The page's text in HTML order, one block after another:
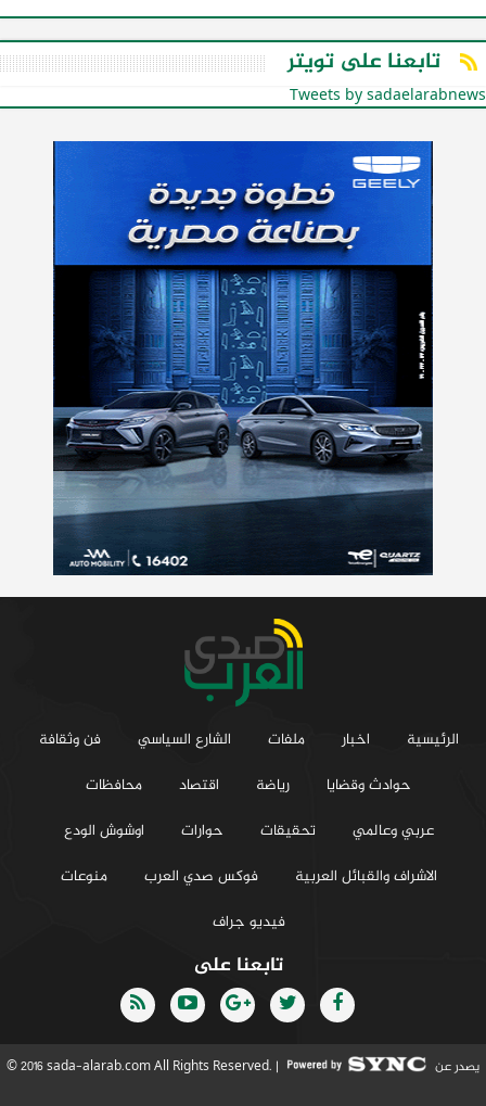
تابعنا على تويتر
Tweets by sadaelarabnews
الرئيسية اخبار ملفات الشارع السياسي
فن وثقافة
حوادث وقضايا
رياضة اقتصاد
محافظات
عربي وعالمي
تحقيقات حوارات
اوشوش الودع
الاشراف والقبائل العربية
فوكس صدي العرب
منوعات
فيديو جراف
تابعنا على
© 2016 sada-alarab.com All Rights Reserved. | يصدر عن